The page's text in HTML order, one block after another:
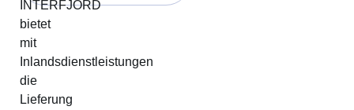
INTERFJORD
bietet
mit
Inlandsdienstleistungen
die
Lieferung